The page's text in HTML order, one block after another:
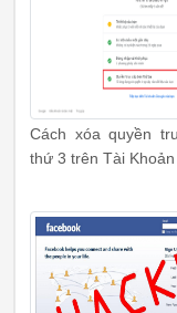
Cách xóa quyền
thứ 3 trên Tài